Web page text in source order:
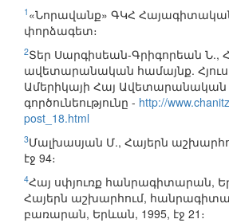
1 «Նորավանք» ԳԿՀ
փորձագետ։
2Տեր Սարգիսեան-Գրիգորեան Ն.,
ավետարանական համայնք.
Ամերիկայի Հայ Ավետարանական
գործունեությունը - http://
post_18.html
3Մալխասյան Մ., Հայերն
էջ 94։
4Հայ սփյուռք հանրագիտարան,
Հայերն աշխարհում,
բառարան, Երևան, 1995, էջ 21։